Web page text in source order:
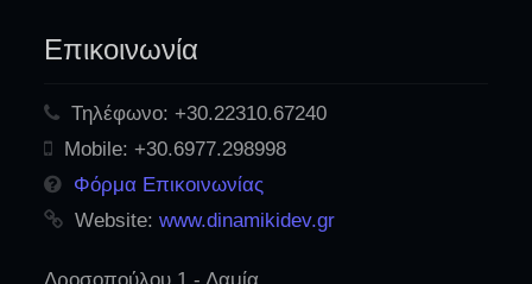
Επικοινωνία
Τηλέφωνο: +30.22310.67240
Mobile: +30.6977.298998
Φόρμα Επικοινωνίας
Website: www.dinamikidev.gr